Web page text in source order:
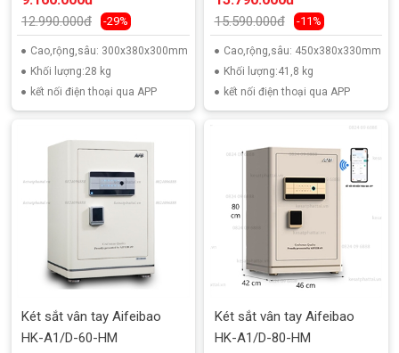
12.990.000đ -29%
Cao,rộng,sâu: 300x380x300mm
Khối lượng:28 kg
kết nối điện thoại qua APP
15.590.000đ -11%
Cao,rộng,sâu: 450x380x330mm
Khối lượng:41,8 kg
kết nối điện thoại qua APP
Két sắt vân tay Aifeibao
HK-A1/D-60-HM
Két sắt vân tay Aifeibao
HK-A1/D-80-HM